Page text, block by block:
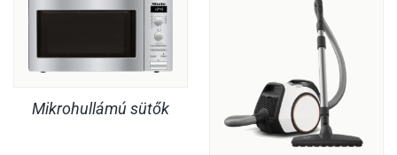
Mikrohullámú sütők